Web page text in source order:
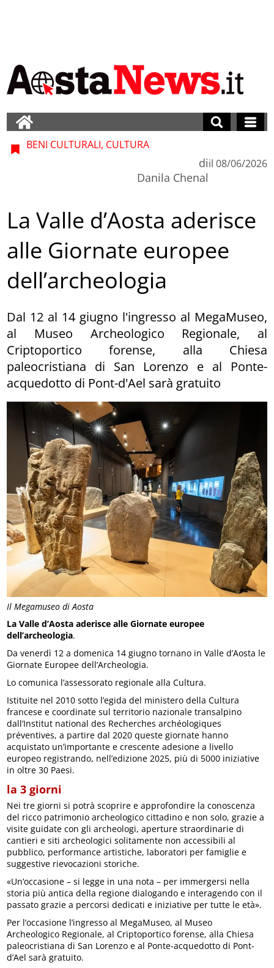
Il Megamuseo di Aosta
BENI CULTURALI, CULTURA
di
Danila Chenal
il 08/06/2026
La Valle d’Aosta aderisce
alle Giornate europee
dell’archeologia
Dal 12 al 14 giugno l'ingresso al MegaMuseo,
al Museo Archeologico Regionale, al
Criptoportico forense, alla Chiesa
paleocristiana di San Lorenzo e al Ponte-
acquedotto di Pont-d'Ael sarà gratuito
La Valle d’Aosta aderisce alle Giornate europee
dell’archeologia.
Da venerdì 12 a domenica 14 giugno tornano in Valle d’Aosta le
Giornate Europee dell’Archeologia.
Lo comunica l’assessorato regionale alla Cultura.
Istituite nel 2010 sotto l’egida del ministero della Cultura
francese e coordinate sul territorio nazionale transalpino
dall’Institut national des Recherches archéologiques
préventives, a partire dal 2020 queste giornate hanno
acquistato un’importante e crescente adesione a livello
europeo registrando, nell’edizione 2025, più di 5000 iniziative
in oltre 30 Paesi.
la 3 giorni
Nei tre giorni si potrà scoprire e approfondire la conoscenza
del ricco patrimonio archeologico cittadino e non solo, grazie a
visite guidate con gli archeologi, aperture straordinarie di
cantieri e siti archeologici solitamente non accessibili al
pubblico, performance artistiche, laboratori per famiglie e
suggestive rievocazioni storiche.
«Un’occasione – si legge in una nota – per immergersi nella
storia più antica della regione dialogando e interagendo con il
passato grazie a percorsi dedicati e iniziative per tutte le età».
Per l’occasione l’ingresso al MegaMuseo, al Museo
Archeologico Regionale, al Criptoportico forense, alla Chiesa
paleocristiana di San Lorenzo e al Ponte-acquedotto di Pont-
d’Ael sarà gratuito.